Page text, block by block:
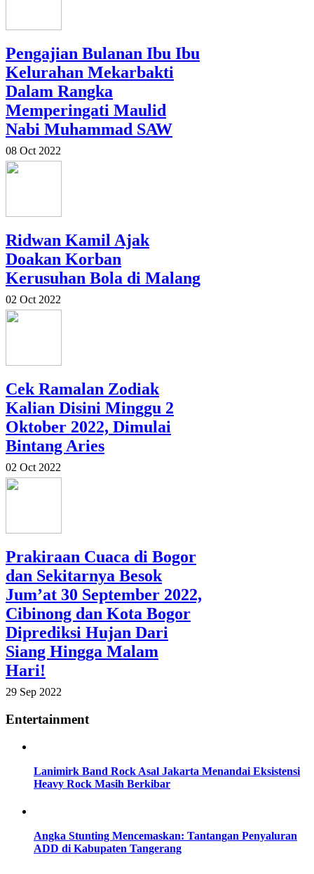
Pengajian Bulanan Ibu Ibu
Kelurahan Mekarbakti
Dalam Rangka
Memperingati Maulid
Nabi Muhammad SAW
08 Oct 2022
Ridwan Kamil Ajak
Doakan Korban
Kerusuhan Bola di Malang
02 Oct 2022
Cek Ramalan Zodiak
Kalian Disini Minggu 2
Oktober 2022, Dimulai
Bintang Aries
02 Oct 2022
Prakiraan Cuaca di Bogor
dan Sekitarnya Besok
Jum’at 30 September 2022,
Cibinong dan Kota Bogor
Diprediksi Hujan Dari
Siang Hingga Malam
Hari!
29 Sep 2022
Entertainment
Lanimirk Band Rock Asal Jakarta Menandai Eksistensi
Heavy Rock Masih Berkibar
Angka Stunting Mencemaskan: Tantangan Penyaluran
ADD di Kabupaten Tangerang